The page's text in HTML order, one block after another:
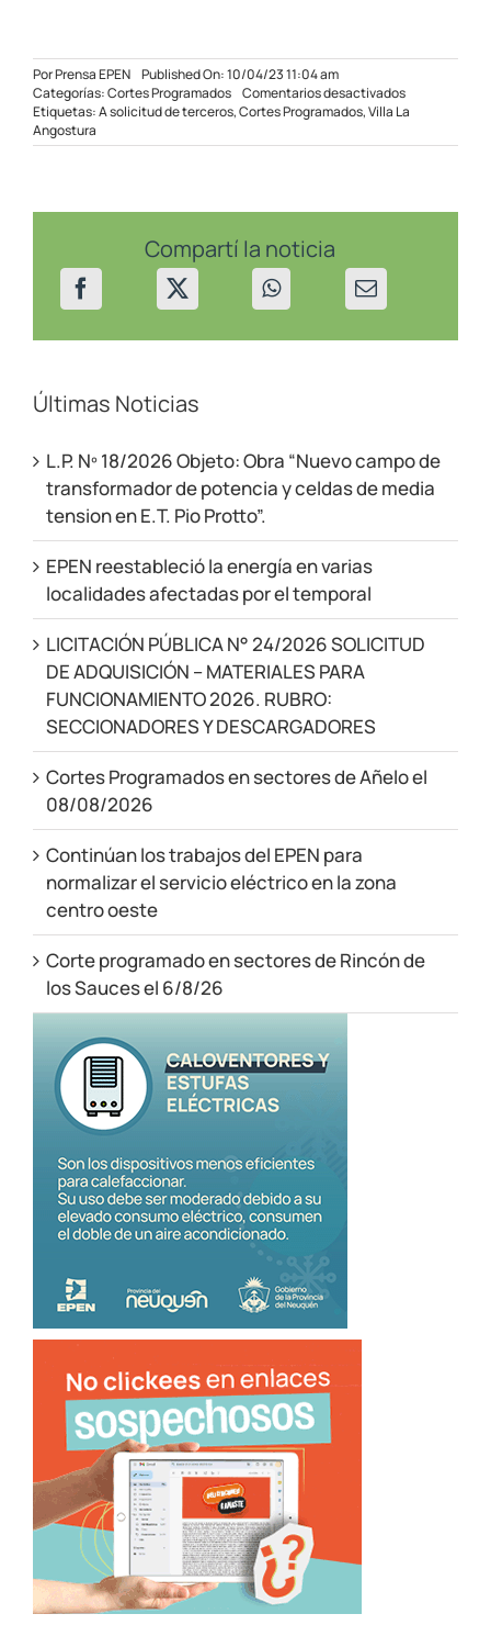
PorPrensa EPEN Published On: 10/04/23 11:04 am
Categorías:Cortes Programados Comentarios desactivadosen
Cortes
en
Etiquetas:A solicitud de terceros,Cortes Programados,Villa La
Angostura
Compartí la noticia
Últimas Noticias
L.P. Nº 18/2026 Objeto: Obra “Nuevo campo de
transformador de potencia y celdas de media
tension en E.T. Pio Protto”.
EPEN reestableció la energía en varias
localidades afectadas por el temporal
LICITACIÓN PÚBLICA N° 24/2026 SOLICITUD
DE ADQUISICIÓN – MATERIALES PARA
FUNCIONAMIENTO 2026. RUBRO:
SECCIONADORES Y DESCARGADORES
Cortes Programados en sectores de Añelo el
08/08/2026
Continúan los trabajos del EPEN para
normalizar el servicio eléctrico en la zona
centro oeste
Corte programado en sectores de Rincón de
los Sauces el 6/8/26